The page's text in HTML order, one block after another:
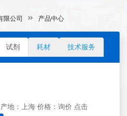
限公司 产品中心
试剂 耗材 技术服务
产地：上海 价格：询价 点击